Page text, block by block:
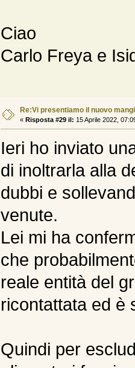
Ciao
Carlo Freya e
Re:Vi presentiamo il nuovo
« Risposta #29 il: 15 Aprile 2022,
Ieri ho inviato
di inoltrarla alla
dubbi e
venute.
Lei mi ha
che
reale entità del
ricontattata ed è
Quindi per